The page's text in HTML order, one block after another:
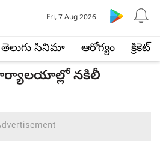
తెలుగు సినిమా ఆరోగ్యం క్రికెట్
Fri, 7 Aug 2026
నకిలీ